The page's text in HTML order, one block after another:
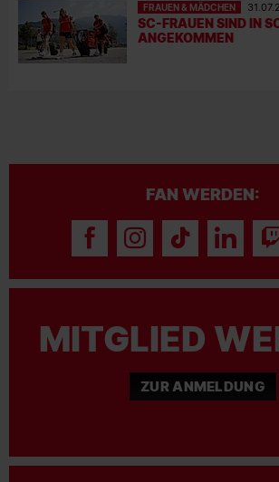
FRAUEN & MÄDCHEN
SC-FRAUEN SIND IN
ANGEKOMMEN
FAN WERDEN:
MITGLIED
ZUR ANMELDUNG